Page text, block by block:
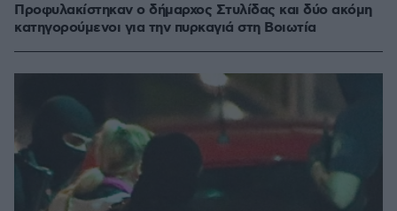
Προφυλακίστηκαν ο δήμαρχος Στυλίδας και δύο ακόμη
κατηγορούμενοι για την πυρκαγιά στη Βοιωτία